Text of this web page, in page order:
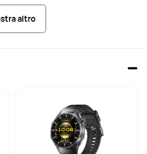
altro